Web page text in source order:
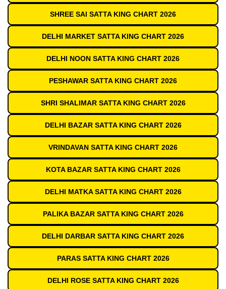
SHREE SAI SATTA KING CHART 2026
DELHI MARKET SATTA KING CHART 2026
DELHI NOON SATTA KING CHART 2026
PESHAWAR SATTA KING CHART 2026
SHRI SHALIMAR SATTA KING CHART 2026
DELHI BAZAR SATTA KING CHART 2026
VRINDAVAN SATTA KING CHART 2026
KOTA BAZAR SATTA KING CHART 2026
DELHI MATKA SATTA KING CHART 2026
PALIKA BAZAR SATTA KING CHART 2026
DELHI DARBAR SATTA KING CHART 2026
PARAS SATTA KING CHART 2026
DELHI ROSE SATTA KING CHART 2026